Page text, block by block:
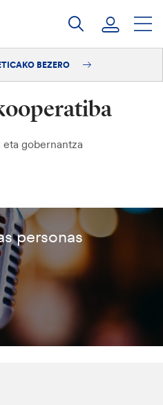
BEZERO
gobernantza
personas